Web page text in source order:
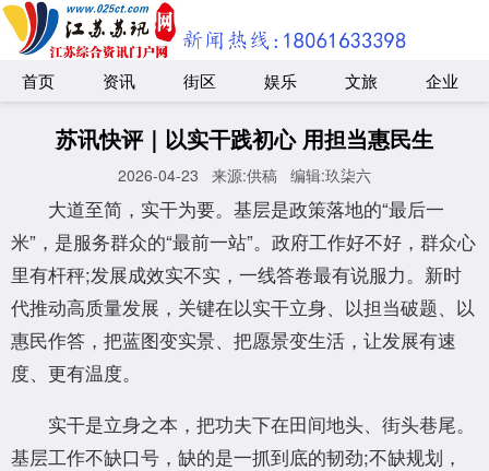
首页 资讯 街区 娱乐 文旅 企业
苏讯快评｜以实干践初心 用担当惠民生
2026-04-23 来源:供稿 编辑:玖柒六
大道至简，实干为要。基层是政策落地的“最后一
米”，是服务群众的“最前一站”。政府工作好不好，群众心
里有杆秤;发展成效实不实，一线答卷最有说服力。新时
代推动高质量发展，关键在以实干立身、以担当破题、以
惠民作答，把蓝图变实景、把愿景变生活，让发展有速
度、更有温度。
实干是立身之本，把功夫下在田间地头、街头巷尾。
基层工作不缺口号，缺的是一抓到底的韧劲;不缺规划，